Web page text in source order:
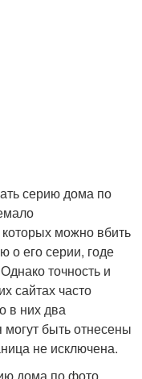
серию дома по
можно вбить
о его серии, годе
точность и
сайтах часто
в них два
быть отнесены
не исключена.